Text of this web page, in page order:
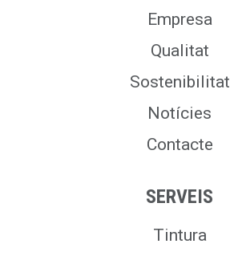
Empresa
Qualitat
Sostenibilitat
Notícies
Contacte
SERVEIS
Tintura